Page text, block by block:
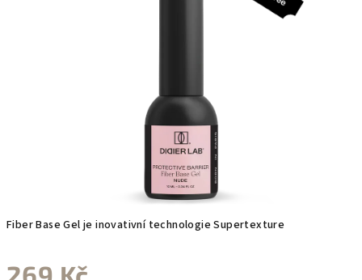
Fiber Base Gel je inovativní technologie Supertexture